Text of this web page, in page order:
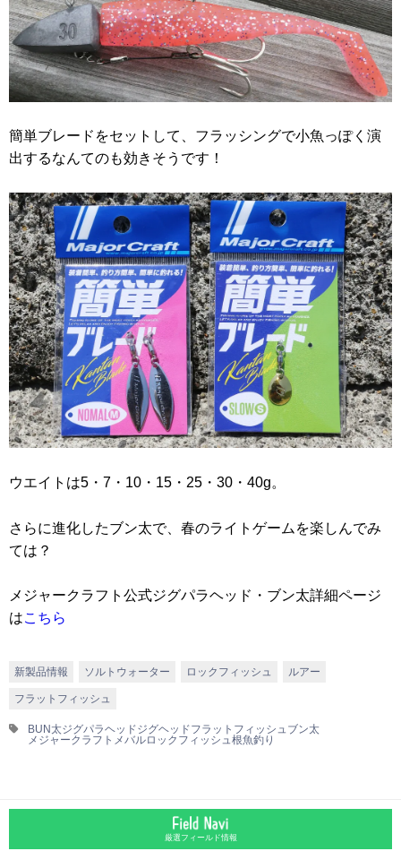
簡単ブレードをセットして、フラッシングで小魚っぽく演
出するなんてのも効きそうです！
ウエイトは5・7・10・15・25・30・40g。
さらに進化したブン太で、春のライトゲームを楽しんでみ
ては？
メジャークラフト公式ジグパラヘッド・ブン太詳細ページ
はこちら
新製品情報 ソルトウォーター ロックフィッシュ ルアー
フラットフィッシュ
BUN太ジグパラヘッドジグヘッドフラットフィッシュ ブン太
メジャークラフト メバルロックフィッシュ 根魚釣り
厳選フィールド情報